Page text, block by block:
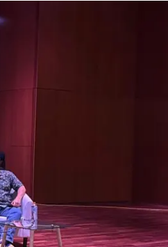
deja heridos y graves
daños en Kumamoto